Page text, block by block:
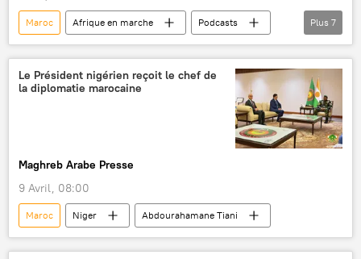
Maroc Afrique en marche
Podcasts
conflit au Sahara occidental
ONU
résolution
autonomie
États-Unis
France
droit international
Plus 7
Le Président nigérien reçoit le chef de
la diplomatie marocaine
Maghreb Arabe Presse
9 Avril, 08:00
Maroc Niger Abdourahamane Tiani